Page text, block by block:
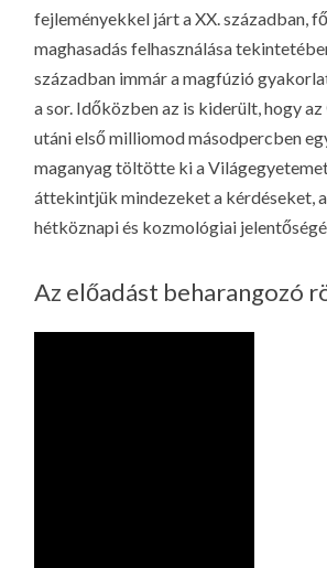
fejleményekkel járt a XX. században,
maghasadás felhasználása
században immár a magfúzió
a sor. Időközben az is kiderült, hogy
utáni első milliomod másodpercben
maganyag töltötte ki a
áttekintjük mindezeket a kérdéseket,
hétköznapi és kozmológiai
Az előadást beharangozó